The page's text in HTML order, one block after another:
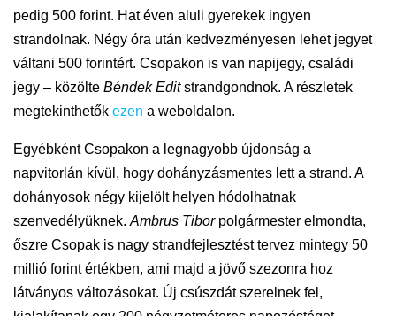
pedig 500 forint. Hat éven aluli gyerekek ingyen
strandolnak. Négy óra után kedvezményesen lehet jegyet
váltani 500 forintért. Csopakon is van napijegy, családi
jegy – közölte Béndek Editstrandgondnok. A részletek
megtekinthetők ezen a weboldalon.
Egyébként Csopakon a legnagyobb újdonság a
napvitorlán kívül, hogy dohányzásmentes lett a strand. A
dohányosok négy kijelölt helyen hódolhatnak
szenvedélyüknek. Ambrus Tiborpolgármester elmondta,
őszre Csopak is nagy strandfejlesztést tervez mintegy 50
millió forint értékben, ami majd a jövő szezonra hoz
látványos változásokat. Új csúszdát szerelnek fel,